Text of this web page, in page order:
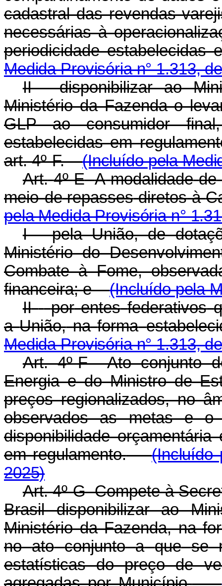
cadastral das revendas
necessárias à
periodicidade estabelecidas
Medida Provisória n° 1.313,
II - disponibilizar ao
Ministério da Fazenda o
GLP ao consumidor
estabelecidas em
art. 4º-F.
(Incluído pela
Art. 4º-E A modalidade de
meio derepasses diretos à
pela Medida Provisória n°
I - pela União, de
Ministério do
Combate à Fome,
financeira; e
(Incluído pela
II - por entes federativos
a União, na forma
Medida Provisória n° 1.313,
Art. 4º-F Ato conjunto
Energia e do Ministro de
preços regionalizados, no
observados as metas e o
disponibilidade
em regulamento.
(Incluído
2025)
Art. 4º-G Compete à
Brasil disponibilizar ao
Ministério da Fazenda, na
no ato conjunto a que se
estatísticas do preço de